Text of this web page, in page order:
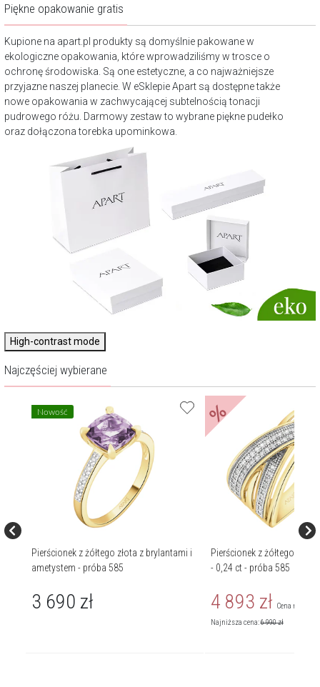
Piękne opakowanie gratis
Kupione na apart.pl produkty są domyślnie pakowane w
ekologiczne opakowania, które wprowadziliśmy w trosce o
ochronę środowiska. Są one estetyczne, a co najważniejsze
przyjazne naszej planecie. W eSklepie Apart są dostępne także
nowe opakowania w zachwycającej subtelnością tonacji
pudrowego różu. Darmowy zestaw to wybrane piękne pudełko
oraz dołączona torebka upominkowa.
High-contrast mode
Najczęściej wybierane
Nowość
Pierścionek z żółtego złota z brylantami i
ametystem - próba 585
3 690 zł
%
Pierścionek z żółtego
- 0,24 ct - próba 585
4 893 zł Cena
Najniższa cena:6 990zł